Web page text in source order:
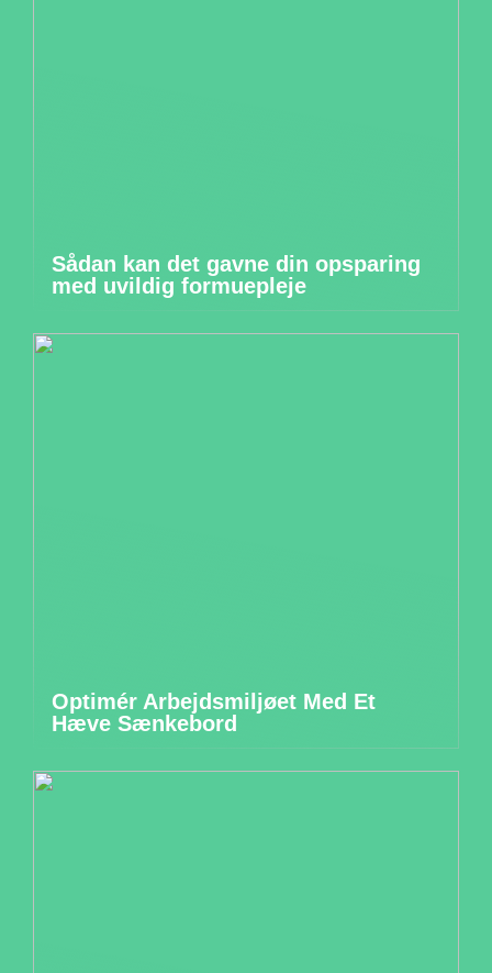
Sådan kan det gavne din opsparing
med uvildig formuepleje
Optimér Arbejdsmiljøet Med Et
Hæve Sænkebord